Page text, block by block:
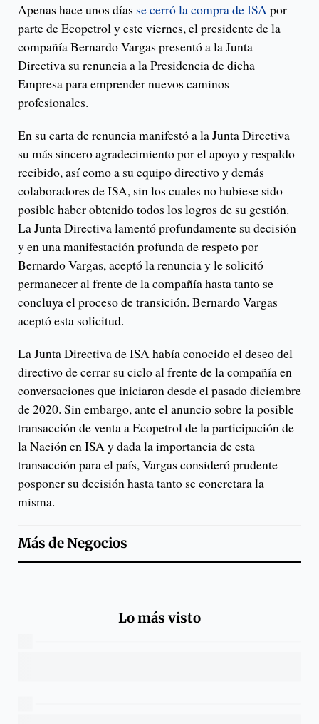
Apenas hace unos días se cerró la compra de ISApor
parte de Ecopetrol y este viernes, el presidente de la
compañía Bernardo Vargas presentó a la Junta
Directiva su renuncia a la Presidencia de dicha
Empresa para emprender nuevos caminos
profesionales.
En su carta de renuncia manifestó a la Junta Directiva
su más sincero agradecimiento por el apoyo y respaldo
recibido, así como a su equipo directivo y demás
colaboradores de ISA, sin los cuales no hubiese sido
posible haber obtenido todos los logros de su gestión.
La Junta Directiva lamentó profundamente su decisión
y en una manifestación profunda de respeto por
Bernardo Vargas, aceptó la renuncia y le solicitó
permanecer al frente de la compañía hasta tanto se
concluya el proceso de transición. Bernardo Vargas
aceptó esta solicitud.
La Junta Directiva de ISA había conocido el deseo del
directivo de cerrar su ciclo al frente de la compañía en
conversaciones que iniciaron desde el pasado diciembre
de 2020. Sin embargo, ante el anuncio sobre la posible
transacción de venta a Ecopetrol de la participación de
la Nación en ISA y dada la importancia de esta
transacción para el país, Vargas consideró prudente
posponer su decisión hasta tanto se concretara la
misma.
Más deNegocios
Lo más visto